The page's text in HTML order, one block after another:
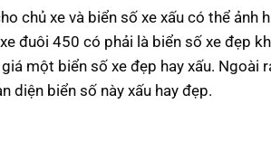
chủ xe và biển số xe xấu có thể ảnh
đuôi 450 có phải là biển số xe đẹp
một biển số xe đẹp hay xấu. Ngoài
diện biển số này xấu hay đẹp.